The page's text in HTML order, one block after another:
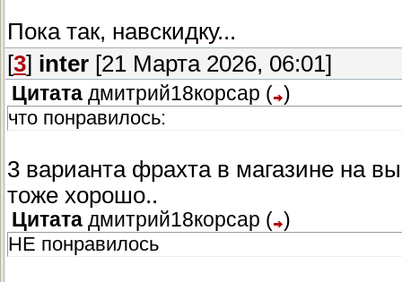
Пока так, навскидку...
[3] inter [21 Марта 2026, 06:01]
Цитата дмитрий18корсар ( )
что понравилось:
3 варианта фрахта в магазине на
тоже хорошо..
Цитата дмитрий18корсар ( )
НЕ понравилось